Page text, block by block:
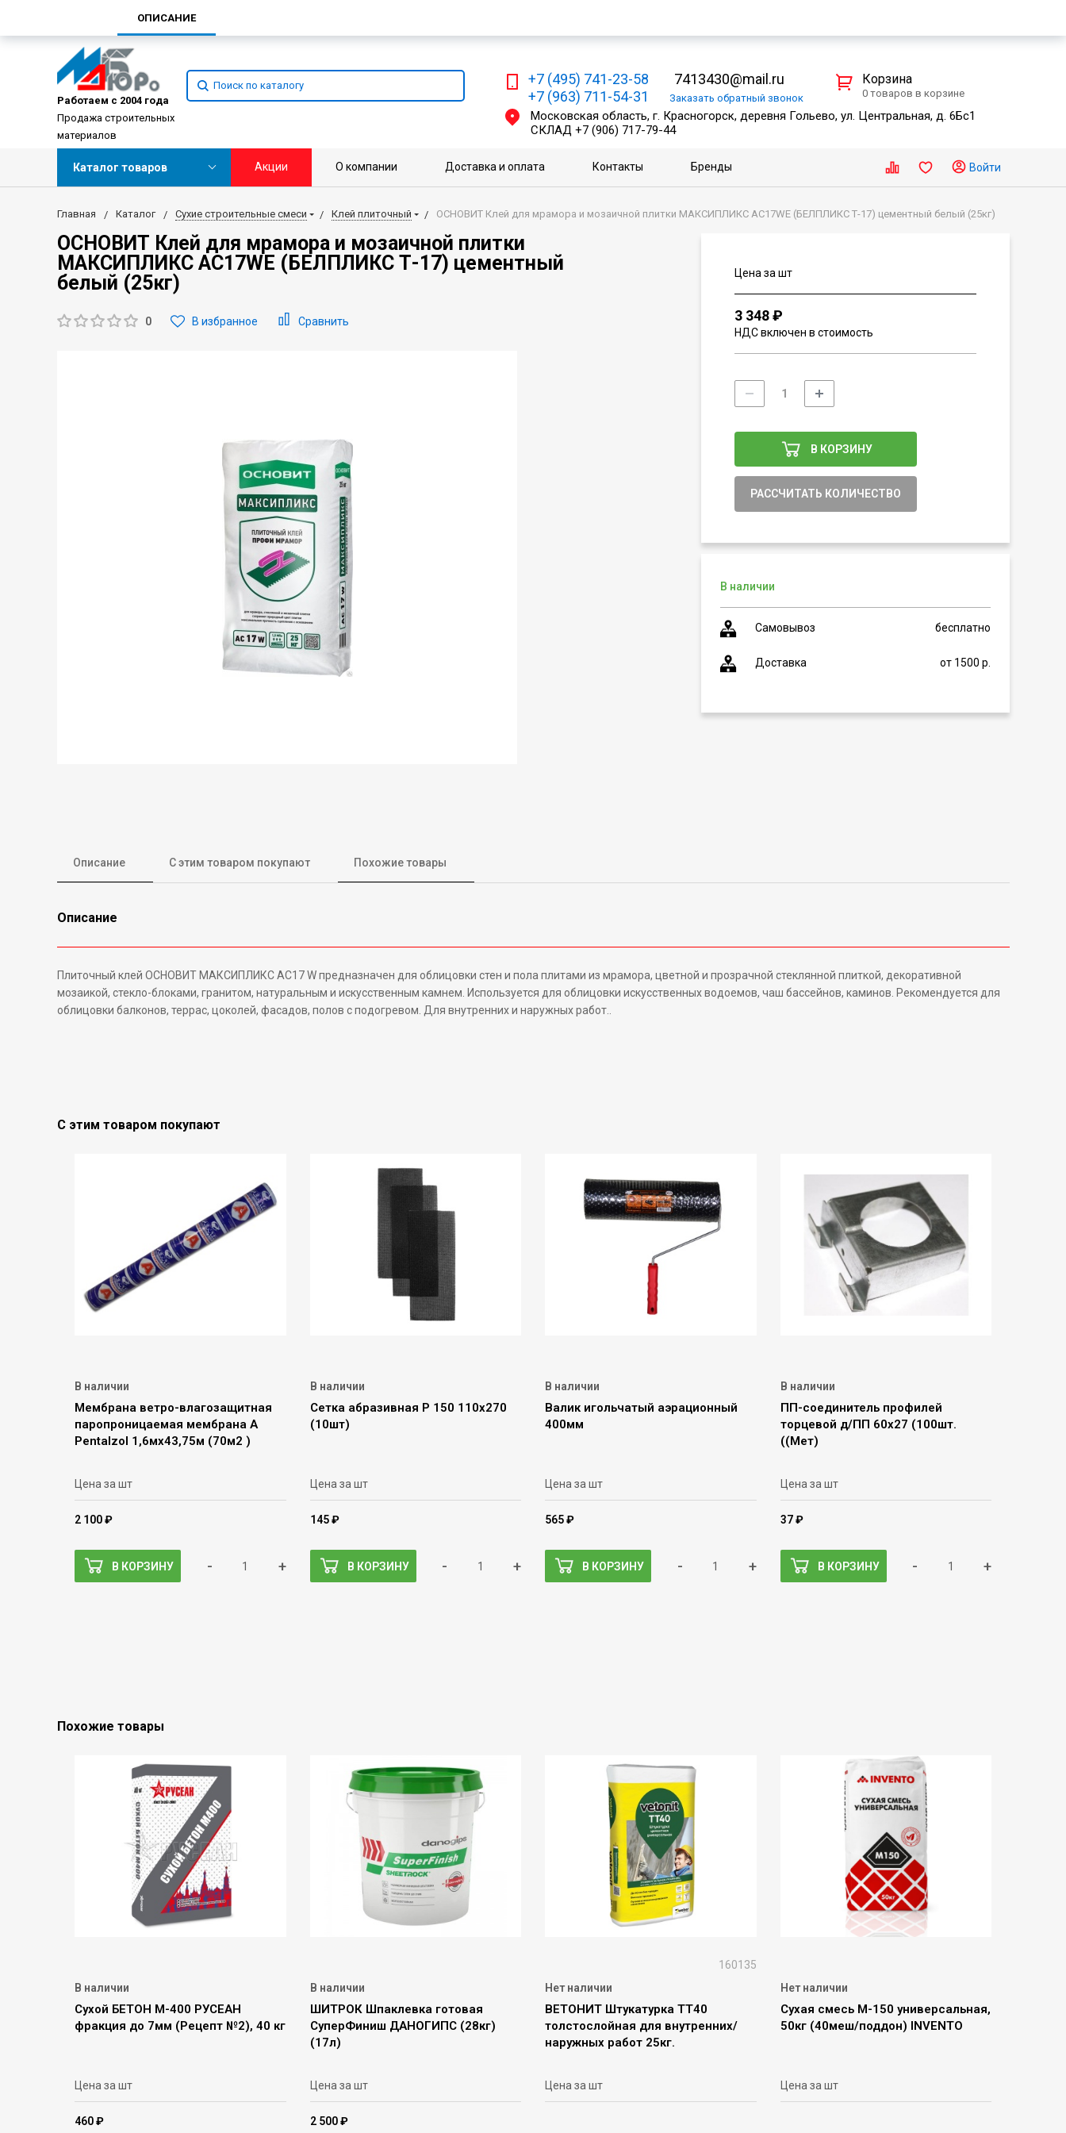
Работаем с 2004 года
Продажа строительных
материалов
+7 (495) 741-23-58
+7 (963) 711-54-31
7413430@mail.ru
Заказать обратный звонок
Московская область, г. Красногорск, деревня Гольево, ул. Центральная, д. 6Бс1
СКЛАД +7 (906) 717-79-44
Корзина
0 товаров в корзине
Каталог товаров Акции О компании Доставка и оплата Контакты Бренды Войти
Главная Каталог Сухие строительные смеси Клей плиточный ОСНОВИТ Клей для мрамора и мозаичной плитки МАКСИПЛИКС АС17WЕ (БЕЛПЛИКС Т-17) цементный белый (25кг)
ОСНОВИТ Клей для мрамора и мозаичной плитки
МАКСИПЛИКС АС17WЕ (БЕЛПЛИКС Т-17) цементный
белый (25кг)
0 В избранное Сравнить
Цена за шт
3 348 ₽
НДС включен в стоимость
В КОРЗИНУ
РАССЧИТАТЬ КОЛИЧЕСТВО
В наличии
Самовывоз бесплатно
Доставка от 1500 р.
Описание С этим товаром покупают Похожие товары
Описание
Плиточный клей ОСНОВИТ МАКСИПЛИКС АС17 W предназначен для облицовки стен и пола плитами из мрамора, цветной и прозрачной стеклянной плиткой, декоративной
мозаикой, стекло-блоками, гранитом, натуральным и искусственным камнем. Используется для облицовки искусственных водоемов, чаш бассейнов, каминов. Рекомендуется для
облицовки балконов, террас, цоколей, фасадов, полов с подогревом. Для внутренних и наружных работ..
С этим товаром покупают
В наличии
Мембрана ветро-влагозащитная
паропроницаемая мембрана A
РentaIzol 1,6мх43,75м (70м2 )
Цена за шт
2 100 ₽
В КОРЗИНУ - +
В наличии
Сетка абразивная Р 150 110х270
(10шт)
Цена за шт
145 ₽
В КОРЗИНУ - +
В наличии
Валик игольчатый аэрационный
400мм
Цена за шт
565 ₽
В КОРЗИНУ - +
В наличии
ПП-соединитель профилей
торцевой д/ПП 60х27 (100шт.
((Мет)
Цена за шт
37 ₽
В КОРЗИНУ - +
Похожие товары
В наличии
Сухой БЕТОН М-400 РУСЕАН
фракция до 7мм (Рецепт №2), 40 кг
Цена за шт
460 ₽
В наличии
ШИТРОК Шпаклевка готовая
СуперФиниш ДАНОГИПС (28кг)
(17л)
Цена за шт
2 500 ₽
160135
Нет наличии
ВЕТОНИТ Штукатурка ТТ40
толстослойная для внутренних/
наружных работ 25кг.
Цена за шт
Нет наличии
Сухая смесь М-150 универсальная,
50кг (40меш/поддон) INVENTO
Цена за шт
ОПИСАНИЕ